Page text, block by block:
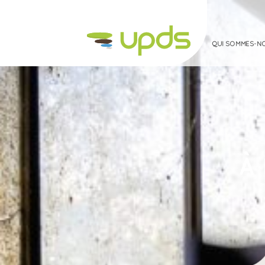
QUI SOMMES-NOUS ?
LES SITES ET SOLS POLLUÉS
MEDIATHÈQUE
À LA UNE
QUI SOMMES-